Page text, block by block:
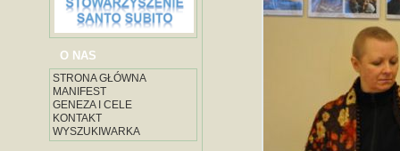
O NAS
STRONA GŁÓWNA
MANIFEST
GENEZA I CELE
KONTAKT
WYSZUKIWARKA